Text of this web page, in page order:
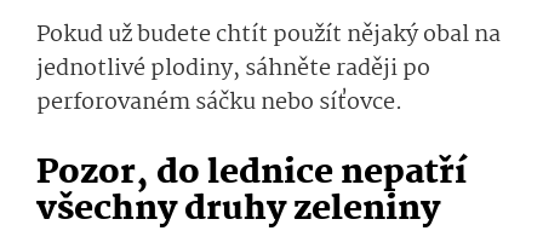
Pokud už budete chtít použít nějaký obal na
jednotlivé plodiny, sáhněte raději po
perforovaném sáčku nebo síťovce.
Pozor, do lednice nepatří
všechny druhy zeleniny